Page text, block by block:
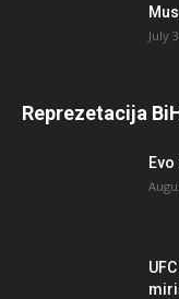
July
Reprezetacija